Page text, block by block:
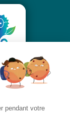
pendant votre